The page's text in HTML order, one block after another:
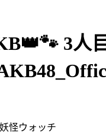
3
怪ウォッチ